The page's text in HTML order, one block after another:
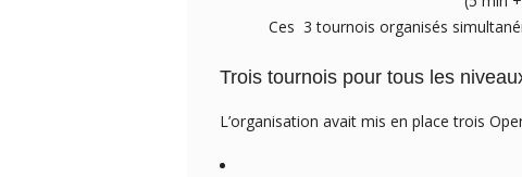
Ces 3 tournois organisés
Trois tournois pour tous les
L’organisation avait mis en place trois